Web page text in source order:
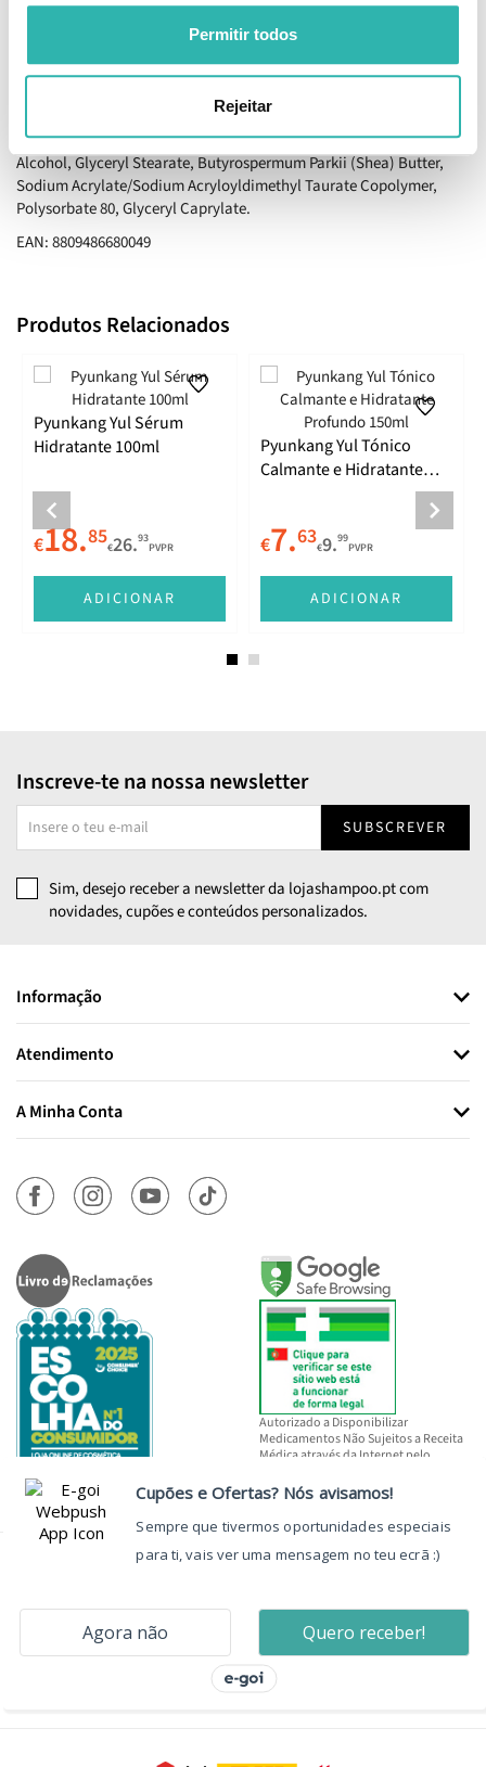
Permitir todos
Rejeitar
Coptis Chinensis Root Extract, Butylene Glycol, Simmondsia
Chinensis (Jojoba) Seed Oil, Polyglyceryl-3 Methylglucose
Distearate, Cetyl Ethylhexanoate, Butylene Glycol
Dicaprylate/Dicaprate, Isohexadecane, 1,2-Hexanediol, Cetearyl
Alcohol, Glyceryl Stearate, Butyrospermum Parkii (Shea) Butter,
Sodium Acrylate/Sodium Acryloyldimethyl Taurate Copolymer,
Polysorbate 80, Glyceryl Caprylate.
EAN: 8809486680049
Produtos Relacionados
Pyunkang Yul Sérum
Hidratante 100ml
€18.85€26.93
PVPR
ADICIONAR
Pyunkang Yul Tónico
Calmante e Hidratante
€7.63€9.99
PVPR
ADICIONAR
Inscreve-te na nossa newsletter
SUBSCREVER
Sim, desejo receber a newsletter da lojashampoo.pt com
novidades, cupões e conteúdos personalizados.
Informação
Atendimento
A Minha Conta
Autorizado a Disponibilizar
Medicamentos Não Sujeitos a Receita
Médica através da Internet pelo